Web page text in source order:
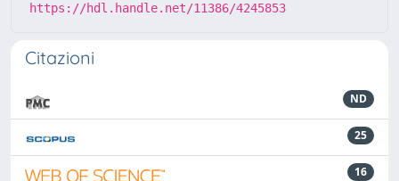
https://hdl.handle.net/11386/4245853
Citazioni
ND
25
16